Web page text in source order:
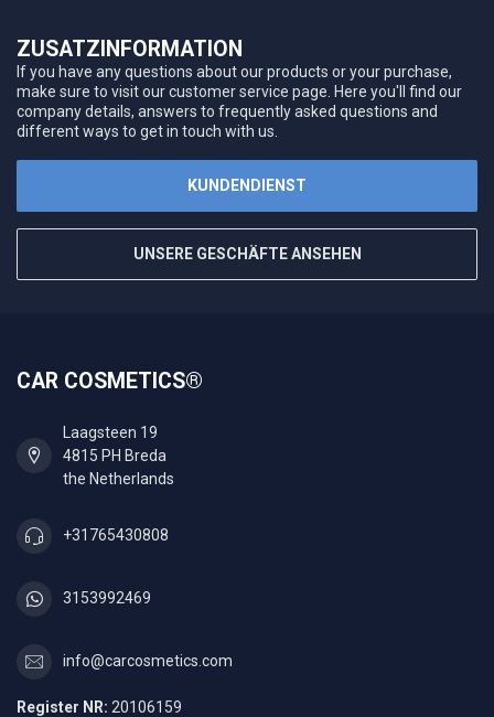
ZUSATZINFORMATION
If you have any questions about our products or your purchase,
make sure to visit our customer service page. Here you'll find our
company details, answers to frequently asked questions and
different ways to get in touch with us.
KUNDENDIENST
UNSERE GESCHÄFTE ANSEHEN
CAR COSMETICS®
Laagsteen 19
4815 PH Breda
the Netherlands
+31765430808
3153992469
info@carcosmetics.com
Register NR: 20106159